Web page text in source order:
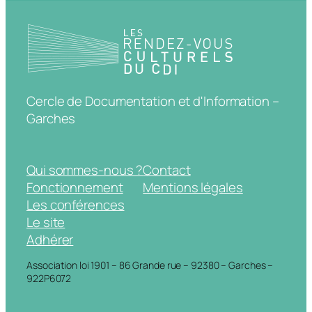
Cercle de Documentation et d'Information –
Garches
Qui sommes-nous ?
Fonctionnement
Les conférences
Le site
Adhérer
Contact
Mentions légales
Association loi 1901 – 86 Grande rue – 92380 – Garches –
922P6072